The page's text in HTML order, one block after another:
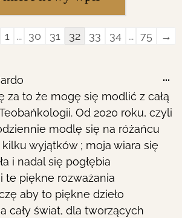
1 ... 30 31 32 33 34 ... 75
→
za to że mogę się modlić z całą
Od 2020 roku, czyli
modlę się na różańcu
wyjątków ; moja wiara się
i nadal się pogłębia
te piękne rozważania
aby to piękne dzieło
cały świat, dla tworzących
...